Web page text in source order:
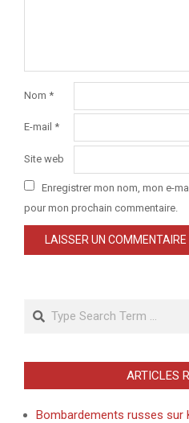
Nom *
E-mail *
Site web
Enregistrer mon nom, mon e-
pour mon prochain commentaire.
Search
ARTICLES
Bombardements russes sur